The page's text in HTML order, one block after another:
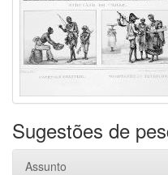
Sugestões de
Assunto